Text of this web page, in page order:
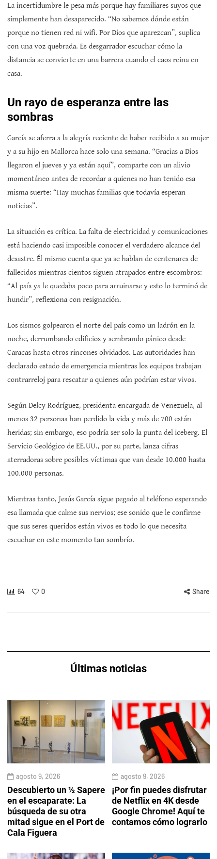
La incertidumbre le pesa más porque hay familiares suyos que
simplemente han desaparecido. “No sabemos dónde están
porque no tienen red ni wifi. Por Dios que aparezcan”, suplica
con una voz quebrada. Es desgarrador escuchar cómo la
distancia se convierte en una barrera cuando el caos reina en
casa.
Un rayo de esperanza entre las
sombras
García se aferra a la alegría reciente de haber recibido a su mujer
y a su hijo en Mallorca hace solo una semana. “Gracias a Dios
llegaron el jueves y ya están aquí”, comparte con un alivio
momentáneo antes de recordar a quienes no han tenido esa
misma suerte: “Hay muchas familias que todavía esperan
noticias”.
La situación es crítica. La falta de electricidad y comunicaciones
está haciendo casi imposible conocer el verdadero alcance del
desastre. Él mismo cuenta que ya se hablan de centenares de
fallecidos mientras cientos siguen atrapados entre escombros:
“Al país ya le quedaba poco para arruinarse y esto lo terminó de
hundir”, reflexiona con resignación.
Los sismos golpearon el norte del país como un ladrón en la
noche, derrumbando edificios y sembrando pánico desde
Caracas hasta otros rincones olvidados. Las autoridades han
declarado estado de emergencia mientras los equipos trabajan
contrarreloj para rescatar a quienes aún podrían estar vivos.
Según Delcy Rodríguez, presidenta encargada de Venezuela, al
menos 32 personas han perdido la vida y más de 700 están
heridas; sin embargo, eso podría ser solo la punta del iceberg. El
Servicio Geológico de EE.UU., por su parte, lanza cifras
aterradoras sobre posibles víctimas que van desde 10.000 hasta
100.000 personas.
Mientras tanto, Jesús García sigue pegado al teléfono esperando
esa llamada que calme sus nervios; ese sonido que le confirme
que sus seres queridos están vivos es todo lo que necesita
escuchar en este momento tan sombrío.
64 0 Share
Últimas noticias
agosto 9, 2026
Descubierto un ½ Sapere
en el escaparate: La
búsqueda de su otra
mitad sigue en el Port de
Cala Figuera
agosto 9, 2026
¡Por fin puedes disfrutar
de Netflix en 4K desde
Google Chrome! Aquí te
contamos cómo lograrlo